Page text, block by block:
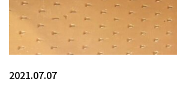
2021.07.07